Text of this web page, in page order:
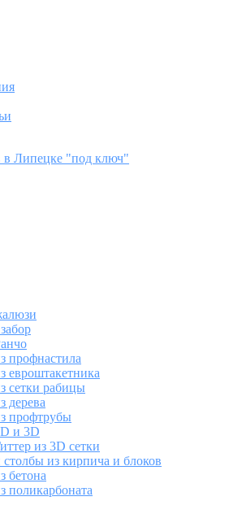
профнастила
евроштакетника
сетки рабицы
дерева
профтрубы
и 3D
из 3D сетки
из кирпича и блоков
бетона
поликарбоната